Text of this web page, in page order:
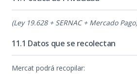
(Ley 19.628 + SERNAC + Mercado Pago)
11.1 Datos que se recolectan
Mercat podrá recopilar: